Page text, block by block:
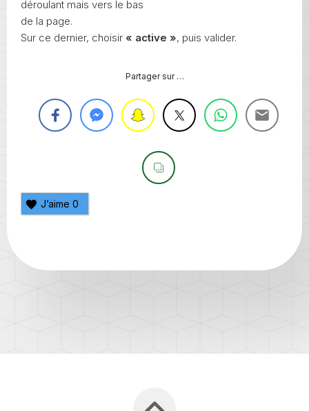
déroulant mais vers le bas
de la page.
Sur ce dernier, choisir « active », puis valider.
Partager sur …
J’aime 0